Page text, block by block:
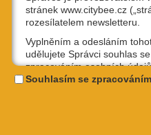
stránek www.citybee.cz
rozesílatelem newsletteru.
Vyplněním a odesláním
udělujete Správci souhlas se
zpracováním osobních
uživatelské jméno, email, IP
Souhlasím se